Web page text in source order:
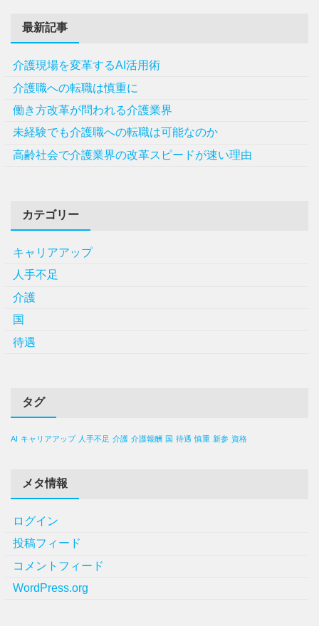
最新記事
介護現場を変革するAI活用術
介護職への転職は慎重に
働き方改革が問われる介護業界
未経験でも介護職への転職は可能なのか
高齢社会で介護業界の改革スピードが速い理由
カテゴリー
キャリアアップ
人手不足
介護
国
待遇
タグ
AI キャリアアップ 人手不足 介護 介護報酬 国 待遇 慎重 新参 資格
メタ情報
ログイン
投稿フィード
コメントフィード
WordPress.org